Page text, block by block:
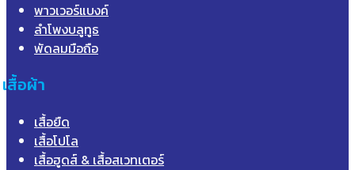
พาวเวอร์แบงค์
ลำโพงบลูทูธ
พัดลมมือถือ
เสื้อผ้า
เสื้อยืด
เสื้อโปโล
เสื้อฮูดส์ & เสื้อสเวทเตอร์